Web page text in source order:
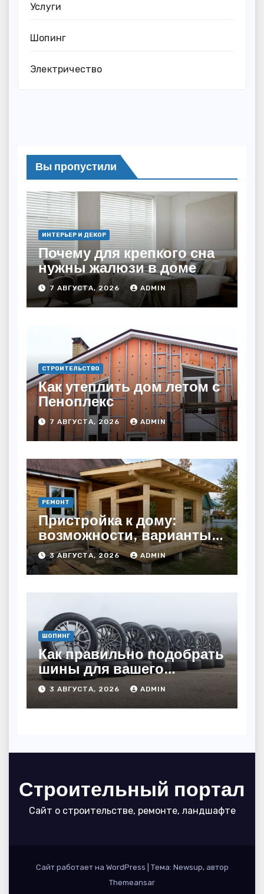
Услуги
Шопинг
Электричество
Вы пропустили
ИНТЕРЬЕР И ДЕКОР
Почему для крепкого сна
нужны жалюзи в доме
7 АВГУСТА, 2026 ADMIN
СТРОИТЕЛЬСТВО
Как утеплить дом летом с
Пеноплекс
7 АВГУСТА, 2026 ADMIN
РЕМОНТ
Пристройка к дому:
возможности, варианты и
особенности
3 АВГУСТА, 2026 ADMIN
ШОПИНГ
Как правильно подобрать
шины для вашего
автомобиля: полное
руководство
3 АВГУСТА, 2026 ADMIN
Строительный портал
Сайт о строительстве, ремонте, ландшафте
Сайт работает на WordPress
Тема: Newsup, автор
Themeansar